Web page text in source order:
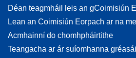
Déan teagmháil leis an gCoimisiún
Lean an Coimisiún Eorpach ar na
Acmhainní do chomhpháirtithe
Teangacha ar ár suíomhanna